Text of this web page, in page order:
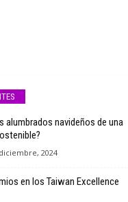
alumbrados navideños de una
2024
en los Taiwan Excellence